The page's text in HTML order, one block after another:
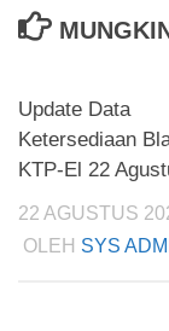
Update Data
Ketersediaan
KTP-El 22
22 AGUSTUS
OLEH SYS